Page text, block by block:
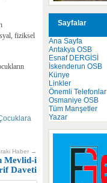
fiziksel
Haber →
Mevlid-i
Daveti
Sayfalar
Ana Sayfa
Antakya OSB
Esnaf DERGİSİ
İskenderun OSB
Künye
Linkler
Önemli Telefonlar
Osmaniye OSB
Tüm Manşetler
Yazar